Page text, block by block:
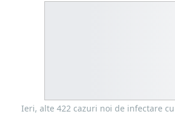
Ieri, alte 422 cazuri noi de infectare cu